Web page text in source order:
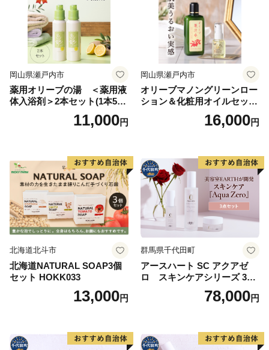
岡山県瀬戸内市
薬用オリーブの湯 ＜薬用液
体入浴剤＞2本セット(1本500
11,000円
岡山県瀬戸内市
オリーブマノングリーンロー
ション＆化粧用オイルセット
美容グッズ スキンケア 化粧
16,000円
北海道北斗市
北海道NATURAL SOAP3個
セット HOKK033
13,000円
群馬県千代田町
アースハート SC アクアゼ
ロ スキンケアシリーズ 3点
78,000円